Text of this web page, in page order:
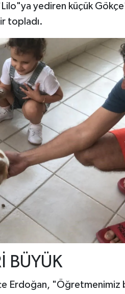
yediren küçük
topladı.
BÜYÜK
Erdoğan, "Öğretmenimiz